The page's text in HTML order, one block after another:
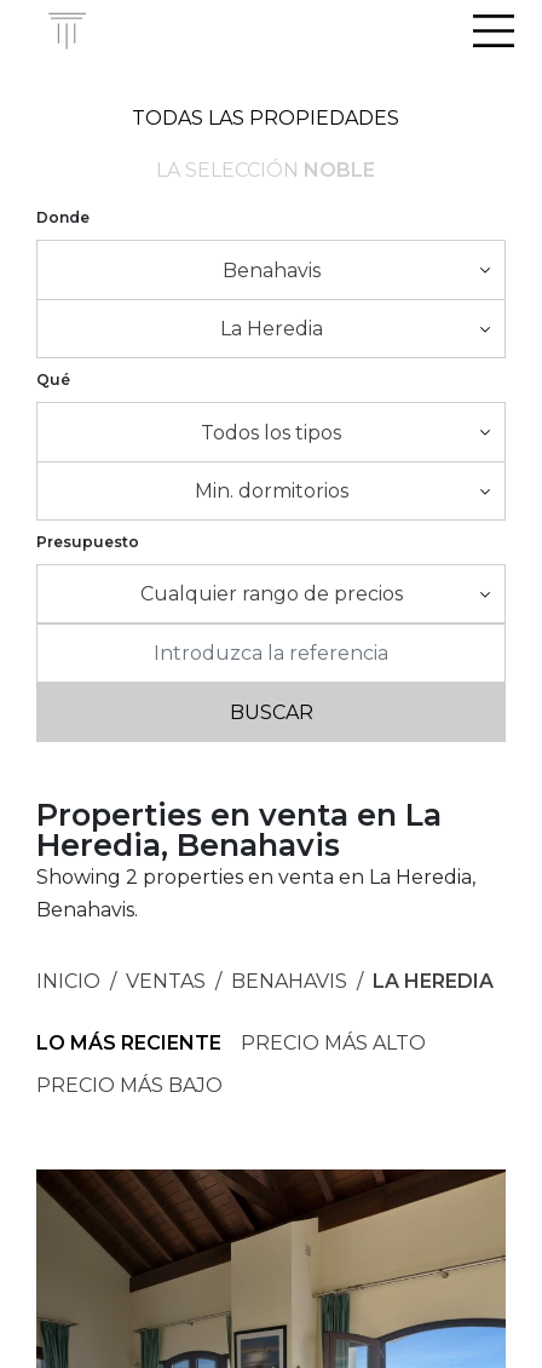
TODAS LAS PROPIEDADES
LA SELECCIÓN NOBLE
Donde
Benahavis
La Heredia
Qué
Todos los tipos
Min. dormitorios
Presupuesto
Cualquier rango de precios
Properties en venta en La
Heredia, Benahavis
Showing 2 properties en venta en La Heredia,
Benahavis.
INICIO VENTAS BENAHAVIS LA HEREDIA
LO MÁS RECIENTE
PRECIO MÁS ALTO
PRECIO MÁS BAJO